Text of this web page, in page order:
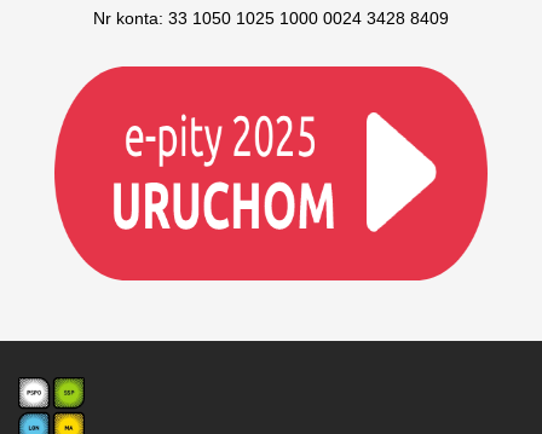
Nr konta: 33 1050 1025 1000 0024 3428 8409